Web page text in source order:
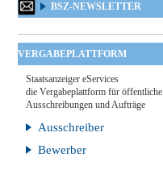
BSZ-NEWSLETTER
VERGABEPLATTFORM
Staatsanzeiger eServices
die Vergabeplattform für öffentliche
Ausschreibungen und Aufträge
Ausschreiber
Bewerber